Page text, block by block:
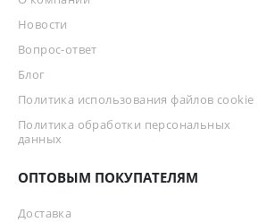
Новости
Вопрос-ответ
Блог
Политика использования файлов cookie
Политика обработки персональных
данных
ОПТОВЫМ ПОКУПАТЕЛЯМ
Доставка